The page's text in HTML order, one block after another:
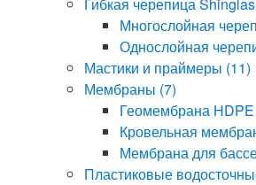
выбрать
странице
товара.
Многослойная
Однослойная
Мастики и праймеры (11)
Мембраны (7)
Геомембрана HDPE
Кровельная
Мембрана для
Пластиковые